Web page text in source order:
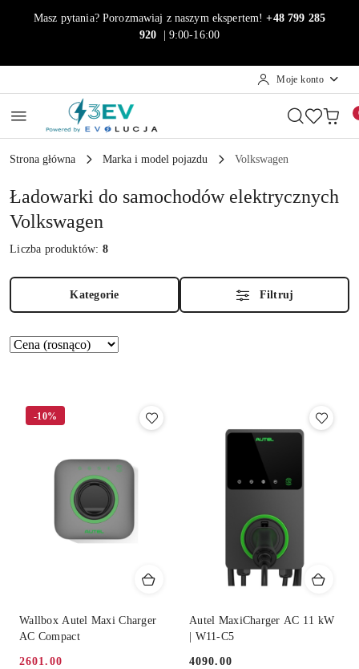
Przejdź do treści głównej
Przejdź do wyszukiwarki
Przejdź do moje konto
Przejdź do menu głównego
Przejdź do stopki
Masz pytania? Porozmawiaj z naszym ekspertem!+48 799 285
920
| 9:00-16:00
Moje konto
Strona główna Marka i model pojazdu Volkswagen
Ładowarki do samochodów elektrycznych
Volkswagen
Liczba produktów:8
Kategorie Filtruj
Zastosowano
Sortuj
Wallbox Autel Maxi Charger
AC Compact
2601.00
-10%
Autel MaxiCharger AC 11 kW
| W11-C5
4090.00